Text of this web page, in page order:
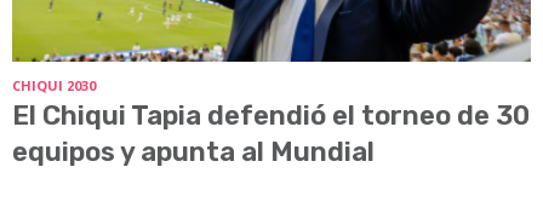
CHIQUI 2030
El Chiqui Tapia defendió el torneo de 30
equipos y apunta al Mundial